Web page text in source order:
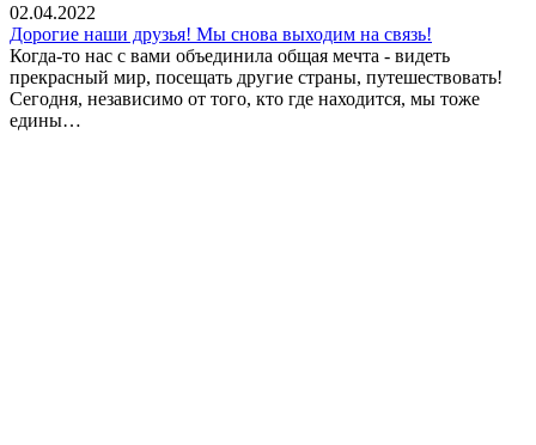
02.04.2022
Дорогие наши друзья! Мы снова выходим на связь!
Когда-то нас с вами объединила общая мечта - видеть
прекрасный мир, посещать другие страны, путешествовать!
Сегодня, независимо от того, кто где находится, мы тоже
едины…